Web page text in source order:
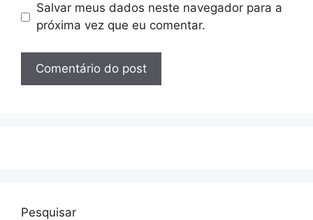
Salvar meus dados neste navegador para a
próxima vez que eu comentar.
Pesquisar